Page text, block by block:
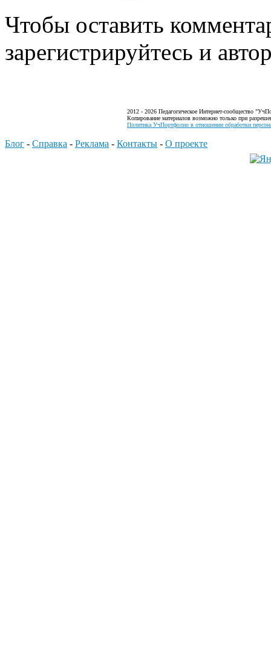
Чтобы оставить
зарегистрируйтесь и
2012 - 2026 Педагогическое Интернет-сообщество
Копирование материалов возможно только при
Политика УчПортфолио в отношении обработки
Блог - Справка - Реклама - Контакты - О проекте